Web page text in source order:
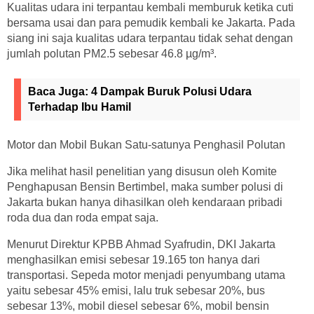
Kualitas udara ini terpantau kembali memburuk ketika cuti
bersama usai dan para pemudik kembali ke Jakarta. Pada
siang ini saja kualitas udara terpantau tidak sehat dengan
jumlah polutan PM2.5 sebesar 46.8 µg/m³.
Baca Juga: 4 Dampak Buruk Polusi Udara
Terhadap Ibu Hamil
Motor dan Mobil Bukan Satu-satunya Penghasil Polutan
Jika melihat hasil penelitian yang disusun oleh Komite
Penghapusan Bensin Bertimbel, maka sumber polusi di
Jakarta bukan hanya dihasilkan oleh kendaraan pribadi
roda dua dan roda empat saja.
Menurut Direktur KPBB Ahmad Syafrudin, DKI Jakarta
menghasilkan emisi sebesar 19.165 ton hanya dari
transportasi. Sepeda motor menjadi penyumbang utama
yaitu sebesar 45% emisi, lalu truk sebesar 20%, bus
sebesar 13%, mobil diesel sebesar 6%, mobil bensin